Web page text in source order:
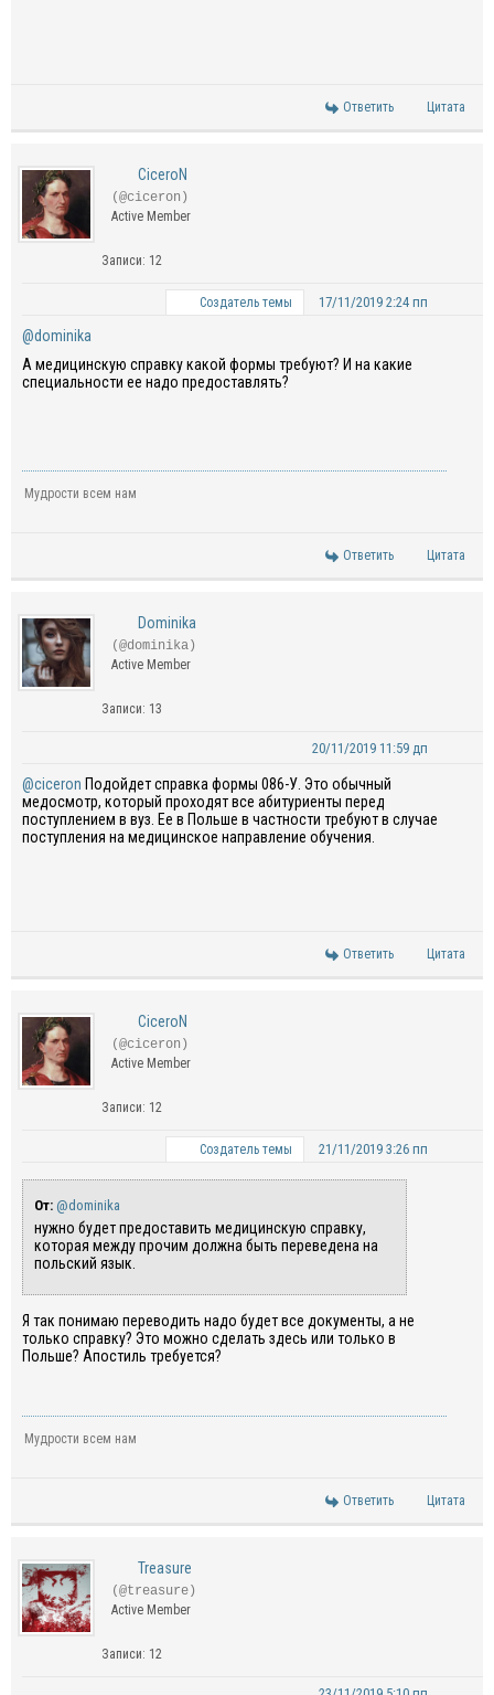
Ответить Цитата
CiceroN
(@ciceron)
Active Member
Записи: 12
Создатель темы 17/11/2019 2:24 пп
@dominika
А медицинскую справку какой формы требуют? И на какие
специальности ее надо предоставлять?
Мудрости всем нам
Ответить Цитата
Dominika
(@dominika)
Active Member
Записи: 13
20/11/2019 11:59 дп
@ciceron Подойдет справка формы 086-У. Это обычный
медосмотр, который проходят все абитуриенты перед
поступлением в вуз. Ее в Польше в частности требуют в случае
поступления на медицинское направление обучения.
Ответить Цитата
CiceroN
(@ciceron)
Active Member
Записи: 12
Создатель темы 21/11/2019 3:26 пп
От: @dominika
нужно будет предоставить медицинскую справку,
которая между прочим должна быть переведена на
польский язык.
Я так понимаю переводить надо будет все документы, а не
только справку? Это можно сделать здесь или только в
Польше? Апостиль требуется?
Мудрости всем нам
Ответить Цитата
Treasure
(@treasure)
Active Member
Записи: 12